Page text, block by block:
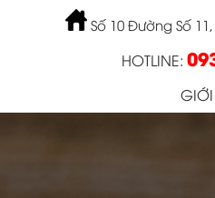
Số 10 Đường Số
GIỚI
HOTLINE: